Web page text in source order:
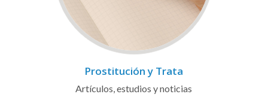
Prostitución y Trata
Artículos, estudios y noticias